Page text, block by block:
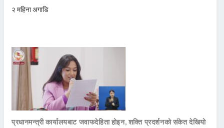
२ महिना अगाडि
प्रधानमन्त्री कार्यालयबाट जवाफदेहिता होइन, शक्ति प्रदर्शनको संकेत देखियो